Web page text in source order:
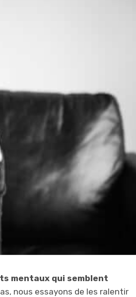
mentaux qui semblent
nous essayons de les ralentir